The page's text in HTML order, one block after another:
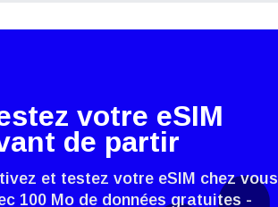
votre eSIM
de partir
et testez votre eSIM chez vous
100 Mo de données gratuites -